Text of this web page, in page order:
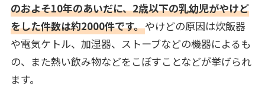
のおよそ10年のあいだに、2歳以下の乳幼児がやけど
をした件数は約2000件です。やけどの原因は炊飯器
や電気ケトル、加湿器、ストーブなどの機器によるも
の、また熱い飲み物などをこぼすことなどが挙げられ
ます。